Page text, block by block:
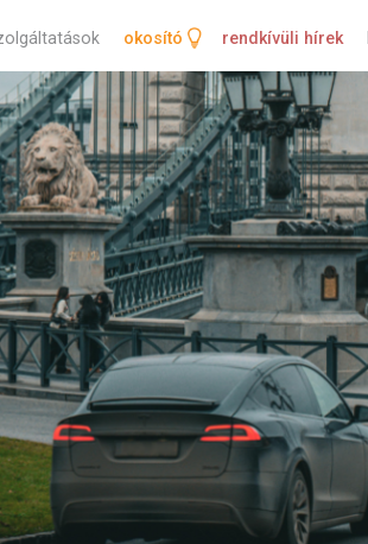
okosító rendkívüli hírek